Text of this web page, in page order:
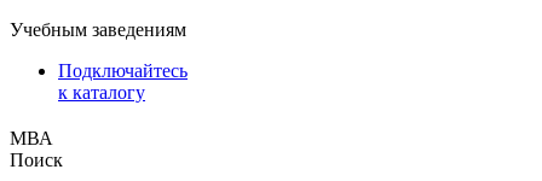
Учебным заведениям
Подключайтесь
к каталогу
МВА
Поиск